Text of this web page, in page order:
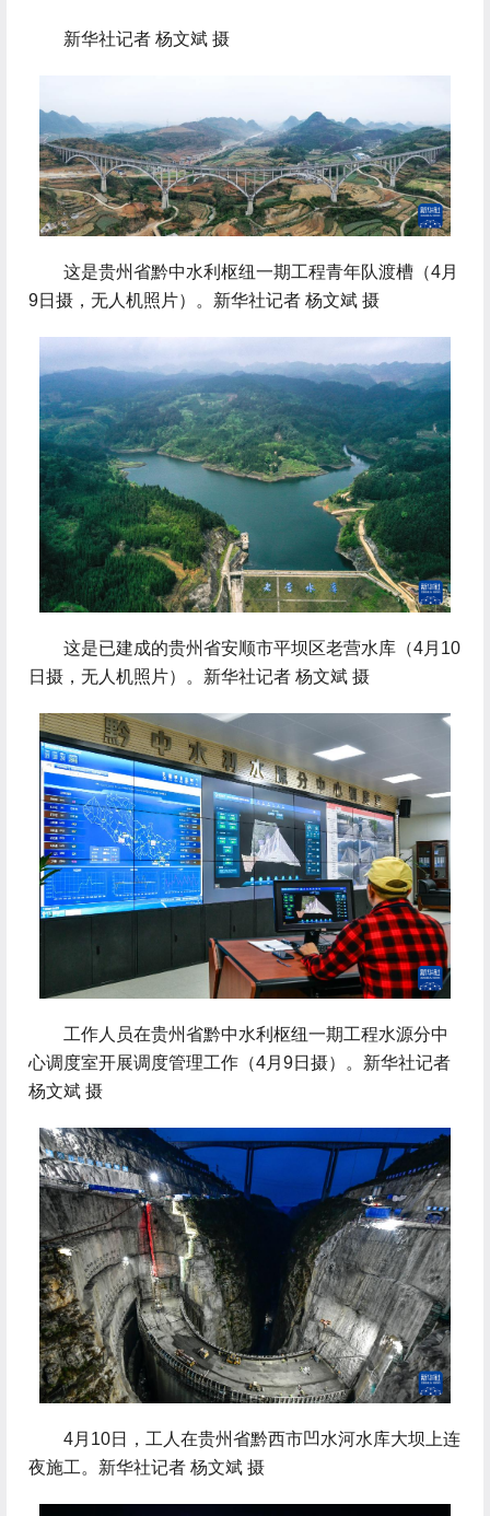
新华社记者 杨文斌 摄
这是贵州省黔中水利枢纽一期工程青年队渡槽（4月
9日摄，无人机照片）。新华社记者 杨文斌 摄
这是已建成的贵州省安顺市平坝区老营水库（4月10
日摄，无人机照片）。新华社记者 杨文斌 摄
工作人员在贵州省黔中水利枢纽一期工程水源分中
心调度室开展调度管理工作（4月9日摄）。新华社记者
杨文斌 摄
4月10日，工人在贵州省黔西市凹水河水库大坝上连
夜施工。新华社记者 杨文斌 摄